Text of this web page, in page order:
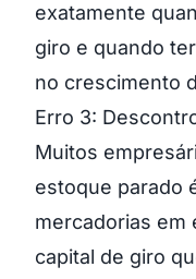
exatamente
giro e quando
no crescimento
Erro 3:
Muitos
estoque parado
mercadorias em
capital de giro